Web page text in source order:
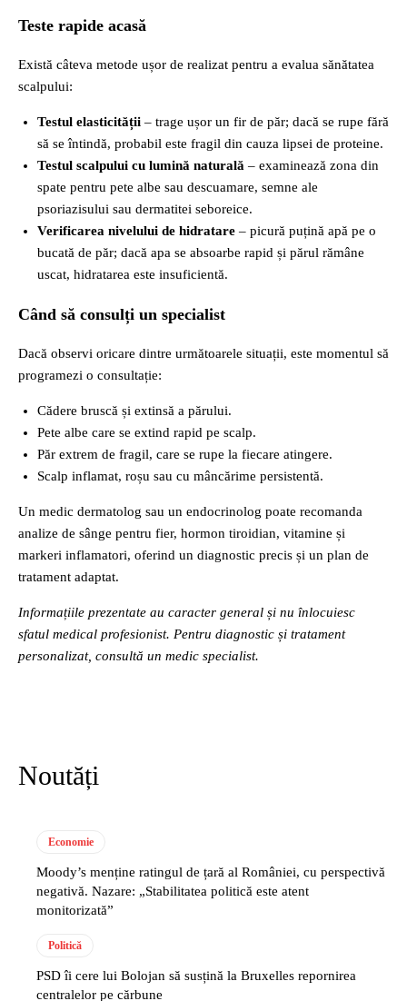
Teste rapide acasă
Există câteva metode ușor de realizat pentru a evalua sănătatea
scalpului:
Testul elasticității – trage ușor un fir de păr; dacă se rupe fără
să se întindă, probabil este fragil din cauza lipsei de proteine.
Testul scalpului cu lumină naturală – examinează zona din
spate pentru pete albe sau descuamare, semne ale
psoriazisului sau dermatitei seboreice.
Verificarea nivelului de hidratare – picură puțină apă pe o
bucată de păr; dacă apa se absoarbe rapid și părul rămâne
uscat, hidratarea este insuficientă.
Când să consulți un specialist
Dacă observi oricare dintre următoarele situații, este momentul să
programezi o consultație:
Cădere bruscă și extinsă a părului.
Pete albe care se extind rapid pe scalp.
Păr extrem de fragil, care se rupe la fiecare atingere.
Scalp inflamat, roșu sau cu mâncărime persistentă.
Un medic dermatolog sau un endocrinolog poate recomanda
analize de sânge pentru fier, hormon tiroidian, vitamine și
markeri inflamatori, oferind un diagnostic precis și un plan de
tratament adaptat.
Informațiile prezentate au caracter general și nu înlocuiesc
sfatul medical profesionist. Pentru diagnostic și tratament
personalizat, consultă un medic specialist.
Noutăți
Economie
Moody’s menține ratingul de țară al României, cu perspectivă
negativă. Nazare: „Stabilitatea politică este atent
monitorizată”
Politică
PSD îi cere lui Bolojan să susțină la Bruxelles repornirea
centralelor pe cărbune